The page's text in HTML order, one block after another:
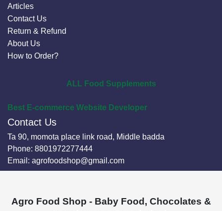
Articles
Contact Us
Return & Refund
About Us
How to Order?
ALL Food Supplements
Best E-commerce Website Developer
Contact Us
Ta 90, momota place link road, Middle badda
Phone: 8801972277444
Email: agrofoodshop@gmail.com
Agro Food Shop - Baby Food, Chocolates &